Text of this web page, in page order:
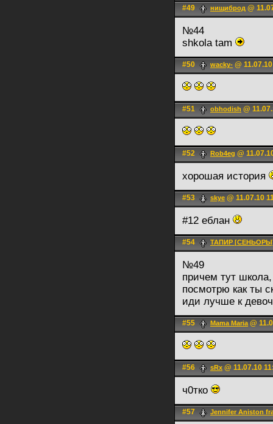
#49 нищиброд @
№44
shkola tam
#50 wacky- @
#51 obhodish @
#52 Rob4eg @
хорошая история
#53 skye @ 11.07.10
#12 еблан
#54 ТАПИР
№49
причем тут
посмотрю как ты
иди лучше к
#55 Mama Maria@
#56 sRx @ 11.07.10
ч0тко
#57 Jennifer Aniston